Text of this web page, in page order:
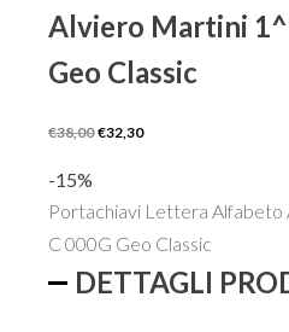
Alviero Martini 1^
Geo Classic
€38,00 Il
era:
€38,00.
€32,30Il
è:
€32,30.
-15%
Portachiavi Lettera Alfabeto
C 000G Geo Classic
DETTAGLI